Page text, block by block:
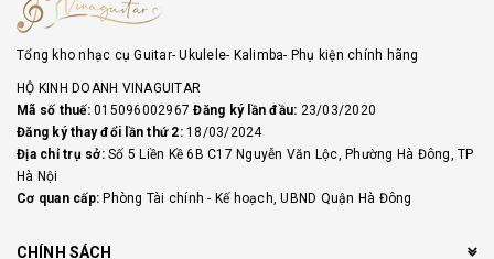
Tổng kho nhạc cụ Guitar- Ukulele- Kalimba- Phụ kiện chính hãng
HỘ KINH DOANH VINAGUITAR
Mã số thuế:015096002967Đăng ký lần đầu: 23/03/2020
Đăng ký thay đổi lần thứ 2:18/03/2024
Địa chỉ trụ sở:Số 5 Liền Kề 6B C17 Nguyễn Văn Lộc, Phường Hà Đông, TP
Hà Nội
Cơ quan cấp: Phòng Tài chính - Kế hoạch, UBND Quận Hà Đông
CHÍNH SÁCH